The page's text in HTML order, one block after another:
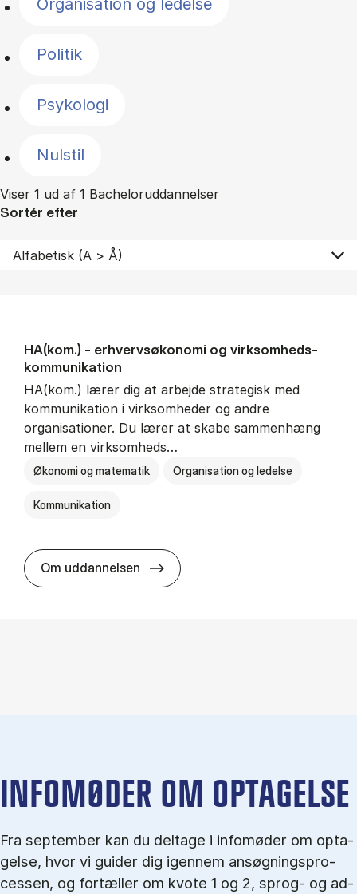
Organisation og ledelse
Politik
Psykologi
Nulstil
Viser 1 ud af 1 Bacheloruddannelser
Sortér efter
HA(kom.) - erhvervs­økonomi og virksomheds­
kommunikation
HA(kom.) lærer dig at arbejde strategisk med
kommunikation i virksomheder og andre
organisationer. Du lærer at skabe sammenhæng
mellem en virksomheds…
Økonomi og matematik Organisation og ledelse
Kommunikation
Om uddannelsen HA(kom.) - erhvervs­økonomi
IN­FO­MØ­DER OM OP­TA­GEL­SE
Fra september kan du del­tage i in­fo­mø­der om op­ta­
gel­se, hvor vi gu­i­der dig igen­nem an­søg­nings­pro­
ces­sen, og for­tæl­ler om kvo­te 1 og 2, sprog- og ad­